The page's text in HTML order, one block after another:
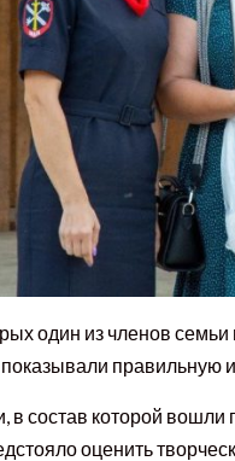
один из членов
правильную
в состав которой
оценить